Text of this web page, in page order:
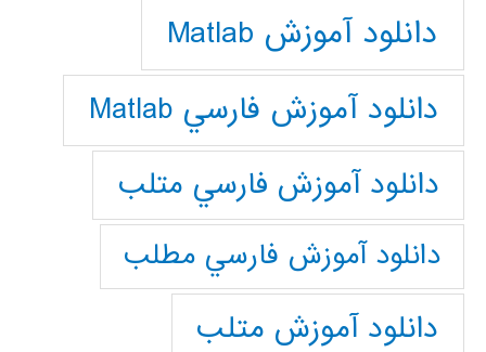
دانلود آموزش Matlab
دانلود آموزش فارسي Matlab
دانلود آموزش فارسي متلب
دانلود آموزش فارسي مطلب
دانلود آموزش متلب